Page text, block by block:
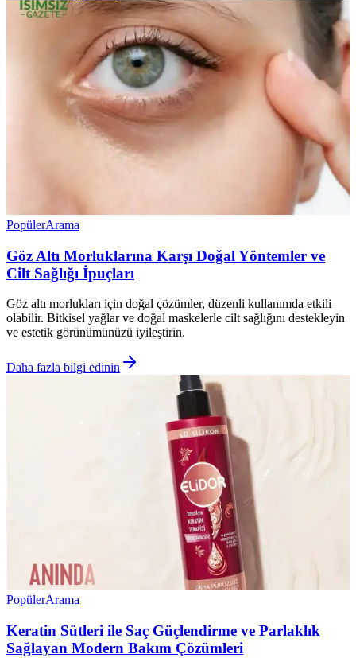
PopülerArama
Göz Altı Morluklarına Karşı Doğal Yöntemler ve
Cilt Sağlığı İpuçları
Göz altı morlukları için doğal çözümler, düzenli kullanımda etkili
olabilir. Bitkisel yağlar ve doğal maskelerle cilt sağlığını destekleyin
ve estetik görünümünüzü iyileştirin.
Daha fazla bilgi edinin
PopülerArama
Keratin Sütleri ile Saç Güçlendirme ve Parlaklık
Sağlayan Modern Bakım Çözümleri